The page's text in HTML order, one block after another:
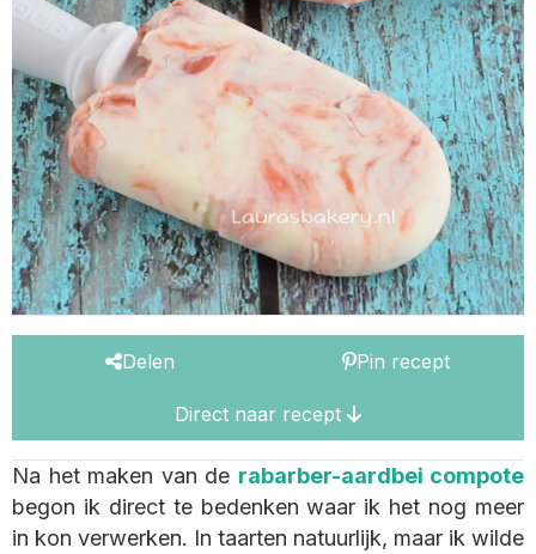
Delen Pin recept
Direct naar recept
Na het maken van de rabarber-aardbei compote
begon ik direct te bedenken waar ik het nog meer
in kon verwerken. In taarten natuurlijk, maar ik wilde